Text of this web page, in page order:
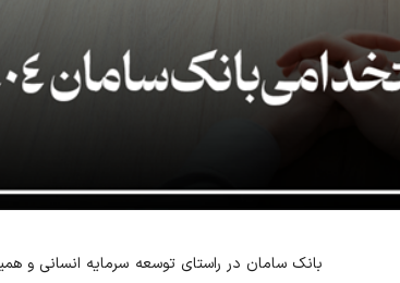
بانک سامان در راستای توسعه سرمایه انسانی و